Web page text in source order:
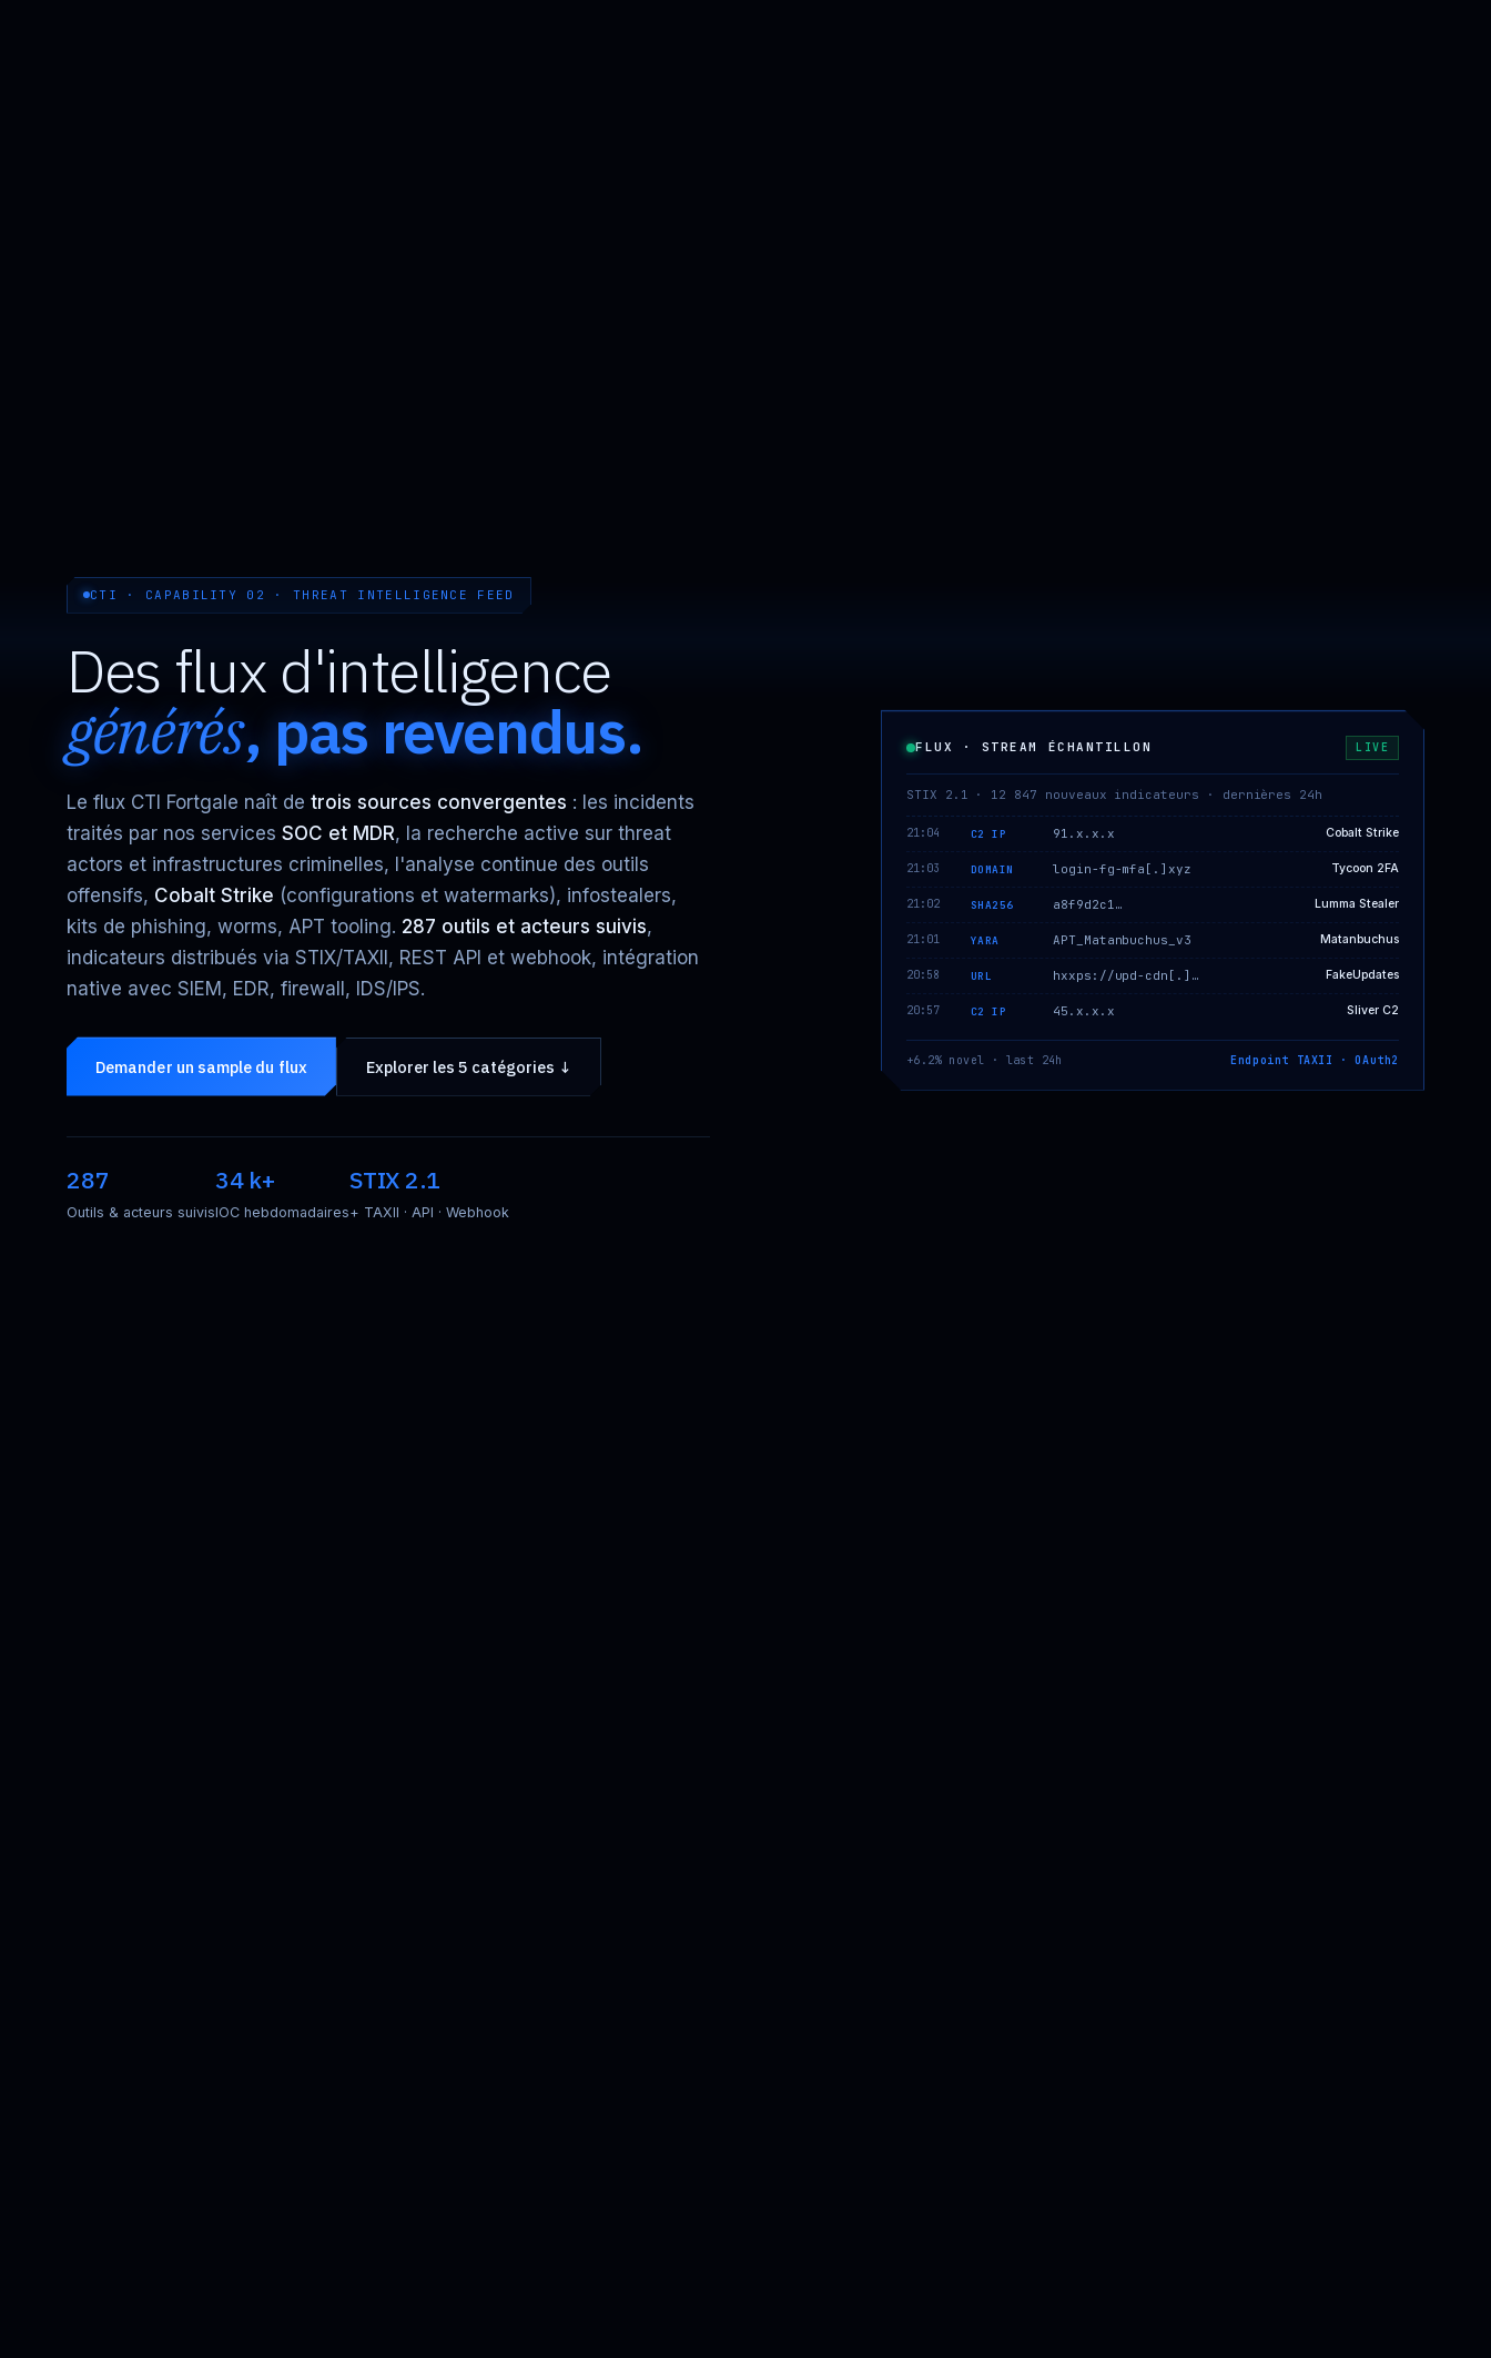
CTI · CAPABILITY 02 · THREAT INTELLIGENCE FEED
Des flux d'intelligence
générés, pas revendus.
Le flux CTI Fortgale naît de trois sources convergentes : les incidents
traités par nos services SOC et MDR, la recherche active sur threat
actors et infrastructures criminelles, l'analyse continue des outils
offensifs, Cobalt Strike (configurations et watermarks), infostealers,
kits de phishing, worms, APT tooling. 287 outils et acteurs suivis,
indicateurs distribués via STIX/TAXII, REST API et webhook, intégration
native avec SIEM, EDR, firewall, IDS/IPS.
Demander un sample du flux Explorer les 5 catégories ↓
287
Outils & acteurs suivis
34 k+
IOC hebdomadaires
STIX 2.1
+ TAXII · API · Webhook
FLUX · STREAM ÉCHANTILLON LIVE
STIX 2.1 · 12 847 nouveaux indicateurs · dernières 24h
21:04 C2 IP 91.x.x.x Cobalt Strike
21:03 DOMAIN login-fg-mfa[.]xyz Tycoon 2FA
21:02 SHA256 a8f9d2c1… Lumma Stealer
21:01 YARA APT_Matanbuchus_v3 Matanbuchus
20:58 URL hxxps://upd-cdn[.]… FakeUpdates
20:57 C2 IP 45.x.x.x Sliver C2
+6.2% novel · last 24h Endpoint TAXII · OAuth2